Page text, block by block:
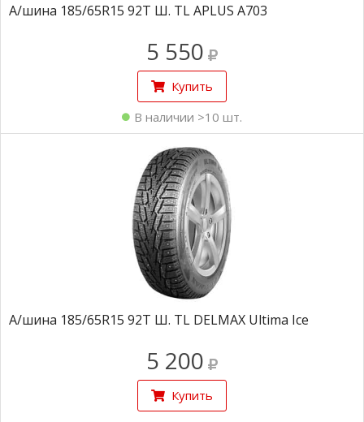
А/шина 185/65R15 92Т Ш. TL APLUS A703
5 550
Купить
В наличии >10 шт.
А/шина 185/65R15 92T Ш. TL DELMAX Ultima Ice
5 200
Купить